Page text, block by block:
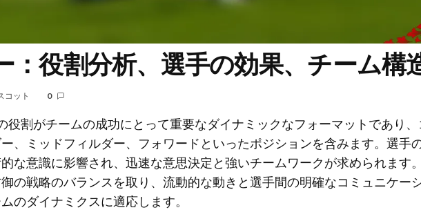
：役割分析、選手の効果、チーム構
コット 0
役割がチームの成功にとって重要なダイナミックなフォーマットであり、
、ミッドフィルダー、フォワードといったポジションを含みます。選手
な意識に影響され、迅速な意思決定と強いチームワークが求められます
の戦略のバランスを取り、流動的な動きと選手間の明確なコミュニケー
のダイナミクスに適応します。